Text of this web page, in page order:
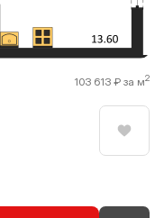
103 613 ₽ за м2